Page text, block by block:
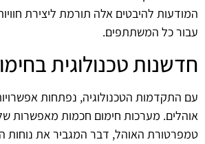
המודעות להיבטים אלה תורמת ליצירת
עבור כל המשתתפים.
חדשנות טכנולוגית
עם התקדמות הטכנולוגיה, נפתחות
אוהלים. מערכות חימום חכמות מאפשרות
טמפרטורת האוהל, דבר המגביר את נוחות